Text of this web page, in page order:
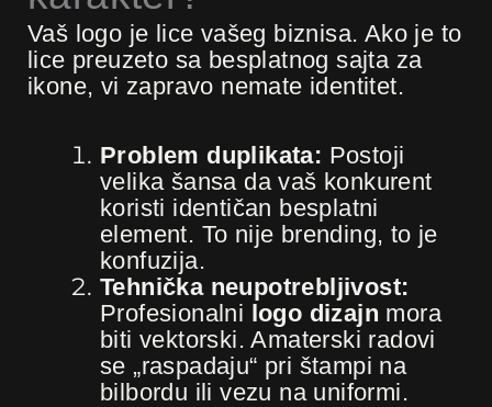
Vaš logo je lice vašeg biznisa. Ako je to
lice preuzeto sa besplatnog sajta za
ikone, vi zapravo nemate identitet.
Problem duplikata: Postoji
velika šansa da vaš konkurent
koristi identičan besplatni
element. To nije brending, to je
konfuzija.
Tehnička neupotrebljivost:
Profesionalni logo dizajn mora
biti vektorski. Amaterski radovi
se „raspadaju“ pri štampi na
bilbordu ili vezu na uniformi.